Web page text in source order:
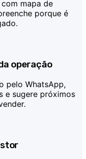
mapa de
porque é
operação
pelo WhatsApp,
e sugere próximos